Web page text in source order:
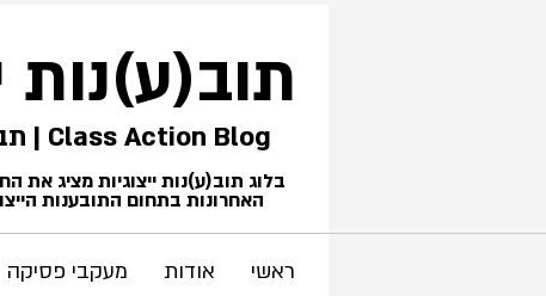
תוב(ע)נות
Class Action Blog | תביעות ייצוגיות
בלוג תוב(ע)נות ייצוגיות מציג את
האחרונות בתחום התובענות
ראשי אודות מעקבי פסיקה